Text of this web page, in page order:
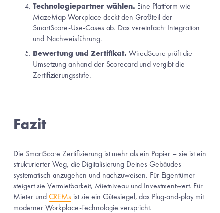
Technologiepartner wählen. Eine Plattform wie
MazeMap Workplace deckt den Großteil der
SmartScore-Use-Cases ab. Das vereinfacht Integration
und Nachweisführung.
Bewertung und Zertifikat. WiredScore prüft die
Umsetzung anhand der Scorecard und vergibt die
Zertifizierungsstufe.
Fazit
Die SmartScore Zertifizierung ist mehr als ein Papier – sie ist ein
strukturierter Weg, die Digitalisierung Deines Gebäudes
systematisch anzugehen und nachzuweisen. Für Eigentümer
steigert sie Vermietbarkeit, Mietniveau und Investmentwert. Für
Mieter und CREMs ist sie ein Gütesiegel, das Plug-and-play mit
moderner Workplace-Technologie verspricht.